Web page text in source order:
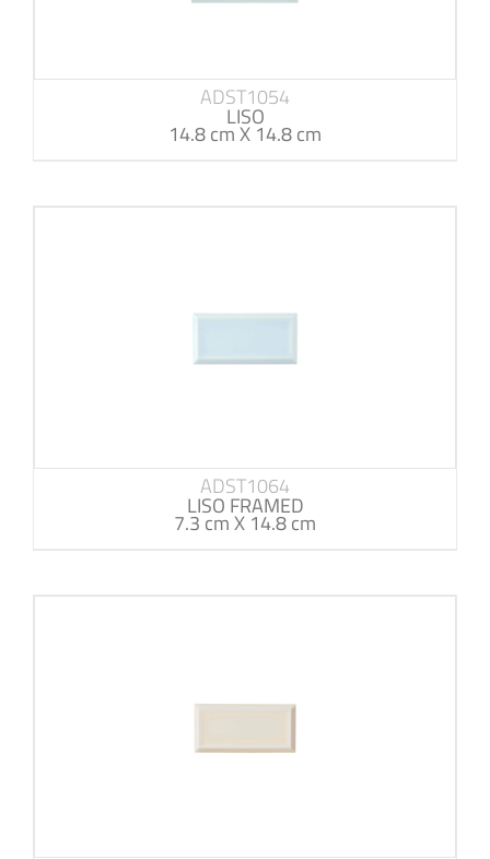
ADST1054
LISO
14.8 cm X 14.8 cm
ADST1064
LISO FRAMED
7.3 cm X 14.8 cm